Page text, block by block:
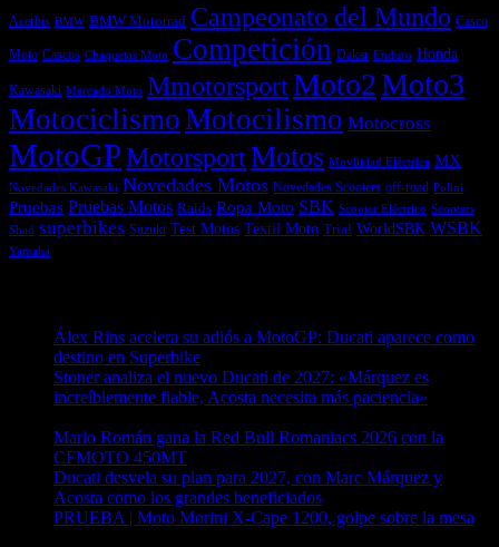
Acerbis BMW BMW Motorrad Campeonato del Mundo Casco
Moto Cascos Chaquetas Moto Competición Dakar Enduro Honda
Kawasaki Mercado Moto MmotorsportMoto2Moto3
MotociclismoMotocilismo Motocross
MotoGPMotorsportMotos Movilidad Eléctrica MX
Novedades Kawasaki Novedades Motos Novedades Scooters off-road Polini
Pruebas Pruebas Motos Raids Ropa Moto SBK Scooter Eléctrico Scooters
Shad superbikes Suzuki Test Motos Textil Moto Trial WorldSBK WSBK
Yamaha
Álex Rins acelera su adiós a MotoGP: Ducati aparece como
destino en Superbike
Stoner analiza el nuevo Ducati de 2027: «Márquez es
increíblemente fiable, Acosta necesita más paciencia»
Mario Román gana la Red Bull Romaniacs 2026 con la
CFMOTO 450MT
Ducati desvela su plan para 2027, con Marc Márquez y
Acosta como los grandes beneficiados
PRUEBA | Moto Morini X-Cape 1200, golpe sobre la mesa